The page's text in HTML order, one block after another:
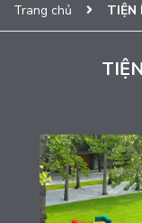
Trang chủ TIỆN